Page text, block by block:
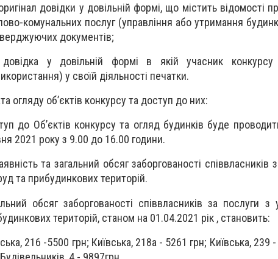
довідки у довільній формі, що містить відомості
комунальних послуг (управління або утримання
документів;
у довільній формі в якій учасник
у своїй діяльності печатки.
огляду об’єктів конкурсу та доступ до них:
до Об’єктів конкурсу та огляд будинків буде
2021 року з 9.00 до 16.00 години.
та загальний обсяг заборгованості співвласників
та прибудинкових територій.
обсяг заборгованості співвласників за послуги
територій, станом на 01.04.2021 рік , становить:
216 -5500 грн; Київська, 218а - 5261 грн; Київська, 239